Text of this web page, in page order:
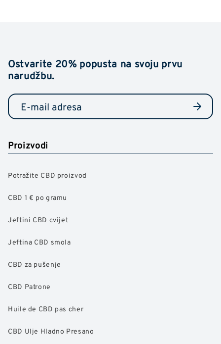
Ostvarite 20% popusta na svoju prvu
narudžbu.
Proizvodi
Potražite CBD proizvod
CBD 1 € po gramu
Jeftini CBD cvijet
Jeftina CBD smola
CBD za pušenje
CBD Patrone
Huile de CBD pas cher
CBD Ulje Hladno Presano